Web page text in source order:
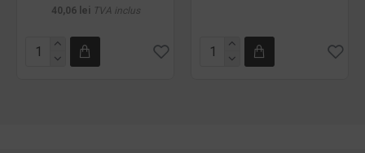
40,06 lei TVA inclus